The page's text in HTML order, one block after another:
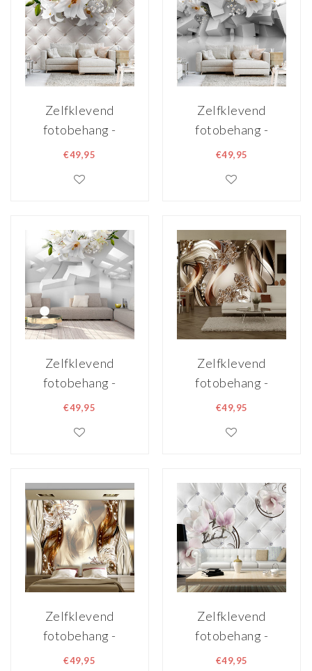
Zelfklevend
fotobehang -
Elegante prinses,
premium print
€49,95
Zelfklevend
fotobehang -
Verloren in chaos,
premium print
€49,95
Zelfklevend
fotobehang -
Abstracte
maten, premium
€49,95
Zelfklevend
fotobehang -
Bruine symfonie, 8
print
€49,95
Zelfklevend
fotobehang -
Etherische glans, 8
€49,95
Zelfklevend
fotobehang -
Kersenbloesem
€49,95